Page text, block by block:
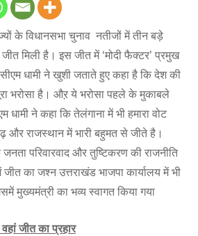
के विधानसभा चुनाव नतीजों में तीन बड़े
मिली है। इस जीत में ‘मोदी फैक्टर’ प्रमुख
धामी ने खुशी जताते हुए कहा है कि देश की
भरोसा है। औऱ ये भरोसा पहले के मुकाबले
धामी ने कहा कि तेलंगाना में भी हमारा वोट
और राजस्थान में भारी बहुमत से जीते है।
परिवारवाद और तुष्टिकरण की राजनीति
का जश्न उत्तराखंड भाजपा कार्यालय में भी
मुख्यमंत्री का भव्य स्वागत किया गया
जीत का प्रहार